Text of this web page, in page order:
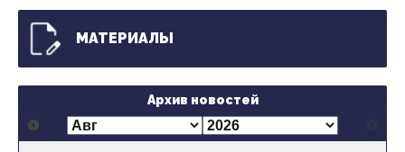
МАТЕРИАЛЫ
Архив новостей